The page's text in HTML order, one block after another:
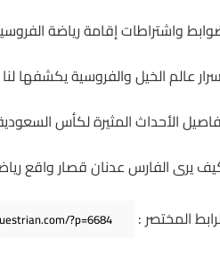
واشتراطات إقامة رياضة
عالم الخيل والفروسية يكشفها
الأحداث المثيرة لكأس السعودية 2025: أضخم حدث في عالم
يرى الفارس عدنان قصار واقع
المختصر :